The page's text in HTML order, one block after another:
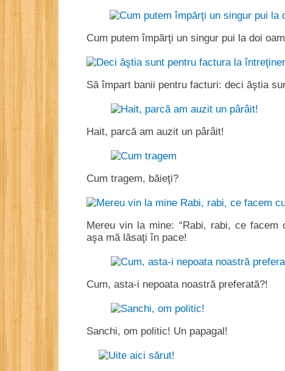
Cum putem împărţi un singur pui la doi
Să împart banii pentru facturi: deci ăştia
Hait, parcă am auzit un pârâit!
Cum tragem, băieţi?
Mereu vin la mine: “Rabi, rabi, ce
aşa mă lăsaţi în pace!
Cum, asta-i nepoata noastră preferată?!
Sanchi, om politic! Un papagal!